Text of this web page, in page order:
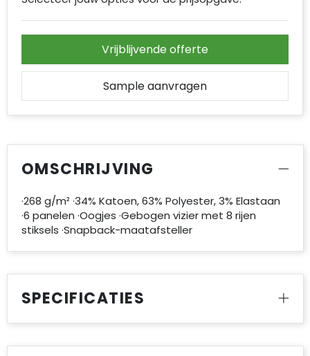
Vrijblijvende offerte
Sample aanvragen
OMSCHRIJVING
·268 g/m² ·34% Katoen, 63% Polyester, 3% Elastaan
·6 panelen ·Oogjes ·Gebogen vizier met 8 rijen
stiksels ·Snapback-maatafsteller
SPECIFICATIES